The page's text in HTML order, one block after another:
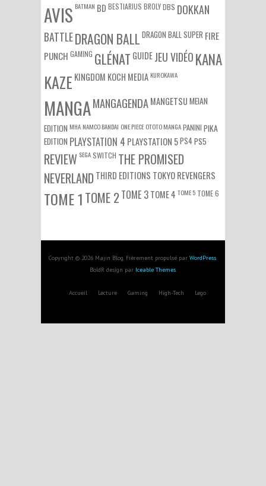
AVIS BATMAN BD BESTIARIUS BROLYDBS DOKKAN
BATTLEDRAGON BALL DRAGON BALL SUPER FIRE
PUNCH GAMING GLÉNAT GUIDEJEU VIDÉOKANA
KAZE KINGDOM KOCH MEDIA KUROKAWA
MANGAMANGAGENDAMANGETSUMEIAN
EDITION MHA NAMCO BANDAI ONE PIECE OTOTO MANGAPANINI PIKA
EDITION PLAYSTATION 4 PLAYSTATION 5PS4PS5
REVIEW SEGASWITCH THE PROMISED
NEVERLAND THIRD EDITIONS TOKYO REVENGERS
TOME 1TOME 2TOME 3TOME 4 TOME 5 TOME 6
Copyright © 2026 Majin Blog. Fièrement propulsé par WordPress.
BoldR design par Iceable Themes.
Accueil Lecture Gaming High-Tech Lego